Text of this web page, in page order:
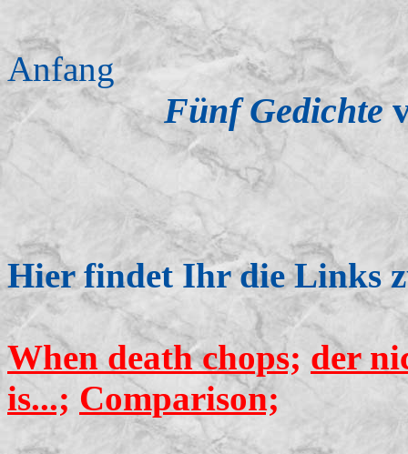
Anfang
Fünf Gedichte
Hier findet Ihr die Links
When death chops; der
is...; Comparison;